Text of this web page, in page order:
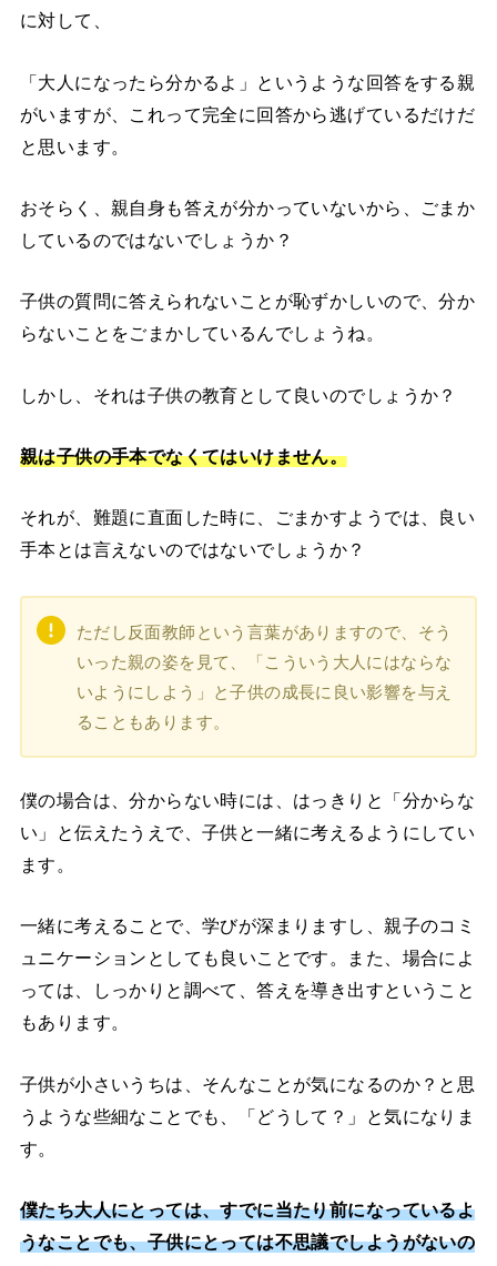
に対して、
「大人になったら分かるよ」というような回答をする親
がいますが、これって完全に回答から逃げているだけだ
と思います。
おそらく、親自身も答えが分かっていないから、ごまか
しているのではないでしょうか？
子供の質問に答えられないことが恥ずかしいので、分か
らないことをごまかしているんでしょうね。
しかし、それは子供の教育として良いのでしょうか？
親は子供の手本でなくてはいけません。
それが、難題に直面した時に、ごまかすようでは、良い
手本とは言えないのではないでしょうか？
ただし反面教師という言葉がありますので、そう
いった親の姿を見て、「こういう大人にはならな
いようにしよう」と子供の成長に良い影響を与え
ることもあります。
僕の場合は、分からない時には、はっきりと「分からな
い」と伝えたうえで、子供と一緒に考えるようにしてい
ます。
一緒に考えることで、学びが深まりますし、親子のコミ
ュニケーションとしても良いことです。また、場合によ
っては、しっかりと調べて、答えを導き出すということ
もあります。
子供が小さいうちは、そんなことが気になるのか？と思
うような些細なことでも、「どうして？」と気になりま
す。
僕たち大人にとっては、すでに当たり前になっているよ
うなことでも、子供にとっては不思議でしようがないの